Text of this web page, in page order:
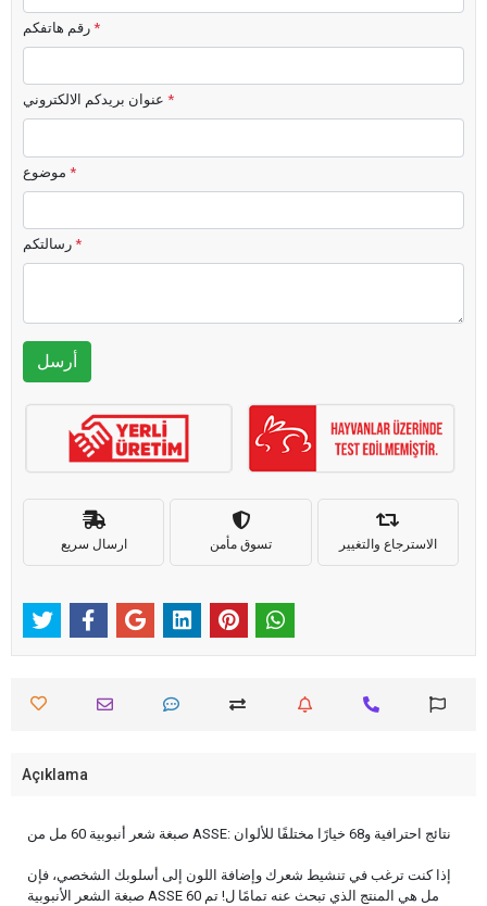
*
*
*
*
أرسل
ارسال سريع تسوق مأمن الاسترجاع والتغيير
Açıklama
صبغة شعر أنبوبية 60 مل من ASSE: نتائج احترافية و68 خيارًا مختلفًا للألوان
إذا كنت ترغب في تنشيط شعرك وإضافة اللون إلى أسلوبك الشخصي، فإن
صبغة الشعر الأنبوبية ASSE 60 مل هي المنتج الذي تبحث عنه تمامًا ل! تم